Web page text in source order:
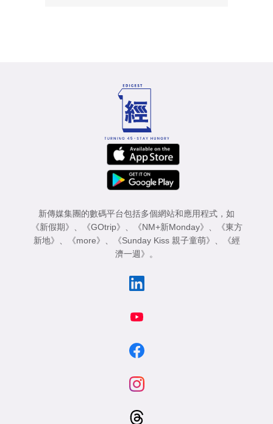
新傳媒集團的數碼平台包括多個網站和應用程式，如
《新假期》
《GOtrip》 《NM+新Monday》
《東方
新地》
《more》 《Sunday Kiss 親子童萌》
《經
濟一週》
。